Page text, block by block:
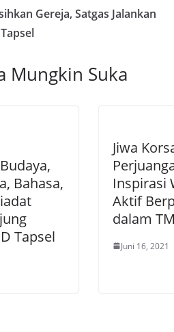
Gereja, Satgas Jalankan
Mungkin Suka
Bahasa,
Tapsel
Jiwa
Inspirasi
Aktif
dalam
Juni 16, 2021